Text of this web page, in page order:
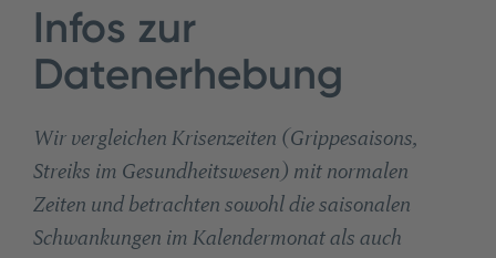
Infos zur
Datenerhebung
Wir vergleichen Krisenzeiten (Grippesaisons,
Streiks im Gesundheitswesen) mit normalen
Zeiten und betrachten sowohl die saisonalen
Schwankungen im Kalendermonat als auch